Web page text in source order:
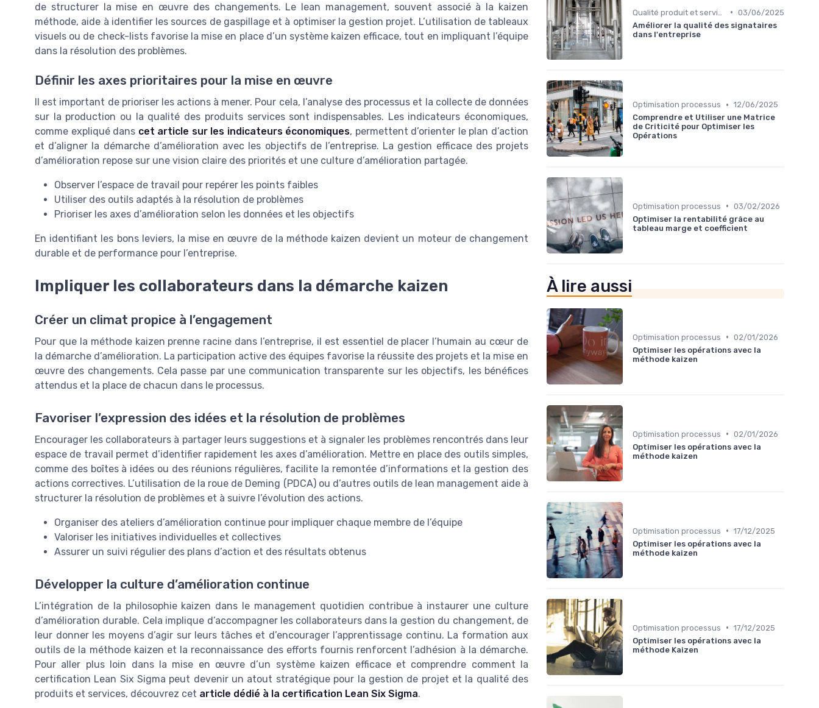
de structurer la mise en œuvre des changements. Le lean management, souvent associé à la kaizen
méthode, aide à identifier les sources de gaspillage et à optimiser la gestion projet. L’utilisation de tableaux
visuels ou de check-lists favorise la mise en place d’un système kaizen efficace, tout en impliquant l’équipe
dans la résolution des problèmes.
Définir les axes prioritaires pour la mise en œuvre
Il est important de prioriser les actions à mener. Pour cela, l’analyse des processus et la collecte de données
sur la production ou la qualité des produits services sont indispensables. Les indicateurs économiques,
comme expliqué dans cet article sur les indicateurs économiques, permettent d’orienter le plan d’action
et d’aligner la démarche d’amélioration avec les objectifs de l’entreprise. La gestion efficace des projets
d’amélioration repose sur une vision claire des priorités et une culture d’amélioration partagée.
Observer l’espace de travail pour repérer les points faibles
Utiliser des outils adaptés à la résolution de problèmes
Prioriser les axes d’amélioration selon les données et les objectifs
En identifiant les bons leviers, la mise en œuvre de la méthode kaizen devient un moteur de changement
durable et de performance pour l’entreprise.
Impliquer les collaborateurs dans la démarche kaizen
Créer un climat propice à l’engagement
Pour que la méthode kaizen prenne racine dans l’entreprise, il est essentiel de placer l’humain au cœur de
la démarche d’amélioration. La participation active des équipes favorise la réussite des projets et la mise en
œuvre des changements. Cela passe par une communication transparente sur les objectifs, les bénéfices
attendus et la place de chacun dans le processus.
Favoriser l’expression des idées et la résolution de problèmes
Encourager les collaborateurs à partager leurs suggestions et à signaler les problèmes rencontrés dans leur
espace de travail permet d’identifier rapidement les axes d’amélioration. Mettre en place des outils simples,
comme des boîtes à idées ou des réunions régulières, facilite la remontée d’informations et la gestion des
actions correctives. L’utilisation de la roue de Deming (PDCA) ou d’autres outils de lean management aide à
structurer la résolution de problèmes et à suivre l’évolution des actions.
Organiser des ateliers d’amélioration continue pour impliquer chaque membre de l’équipe
Valoriser les initiatives individuelles et collectives
Assurer un suivi régulier des plans d’action et des résultats obtenus
Développer la culture d’amélioration continue
L’intégration de la philosophie kaizen dans le management quotidien contribue à instaurer une culture
d’amélioration durable. Cela implique d’accompagner les collaborateurs dans la gestion du changement, de
leur donner les moyens d’agir sur leurs tâches et d’encourager l’apprentissage continu. La formation aux
outils de la méthode kaizen et la reconnaissance des efforts fournis renforcent l’adhésion à la démarche.
Pour aller plus loin dans la mise en œuvre d’un système kaizen efficace et comprendre comment la
certification Lean Six Sigma peut devenir un atout stratégique pour la gestion de projet et la qualité des
produits et services, découvrez cet article dédié à la certification Lean Six Sigma.
• 03/06/2025
Améliorer la qualité des signataires
dans l'entreprise
Optimisation processus • 12/06/2025
Comprendre et Utiliser une Matrice
de Criticité pour Optimiser les
Opérations
Optimisation processus • 03/02/2026
Optimiser la rentabilité grâce au
tableau marge et coefficient
À lire aussi
Optimisation processus • 02/01/2026
Optimiser les opérations avec la
méthode kaizen
Optimisation processus • 02/01/2026
Optimiser les opérations avec la
méthode kaizen
Optimisation processus • 17/12/2025
Optimiser les opérations avec la
méthode kaizen
Optimisation processus • 17/12/2025
Optimiser les opérations avec la
méthode Kaizen